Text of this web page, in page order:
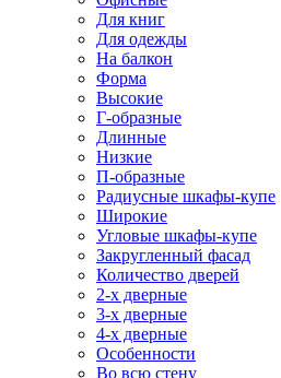
Для книг
Для одежды
На балкон
Форма
Высокие
Г-образные
Длинные
Низкие
П-образные
Радиусные шкафы-купе
Широкие
Угловые шкафы-купе
Закругленный фасад
Количество дверей
2-х дверные
3-х дверные
4-х дверные
Особенности
Во всю стену